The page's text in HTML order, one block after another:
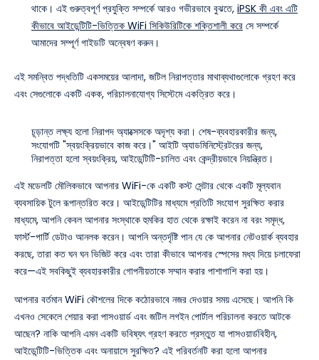
থাকে। এই গুরুত্বপূর্ণ প্রযুক্তি সম্পর্কে আরও গভীরভাবে বুঝতে, iPSK কী এবং এটি
কীভাবে আইডেন্টিটি-ভিত্তিক WiFi সিকিউরিটিকে শক্তিশালী করে সে সম্পর্কে
আমাদের সম্পূর্ণ গাইডটি অন্বেষণ করুন।
এই সমন্বিত পদ্ধতিটি একসময়ের আলাদা, জটিল নিরাপত্তার মাথাব্যথাগুলোকে গ্রহণ করে
এবং সেগুলোকে একটি একক, পরিচালনাযোগ্য সিস্টেমে একত্রিত করে।
চূড়ান্ত লক্ষ্য হলো নিরাপদ অ্যাক্সেসকে অদৃশ্য করা। শেষ-ব্যবহারকারীর জন্য,
সংযোগটি "স্বয়ংক্রিয়ভাবে কাজ করে।" আইটি অ্যাডমিনিস্ট্রেটরের জন্য,
নিরাপত্তা হলো স্বয়ংক্রিয়, আইডেন্টিটি-চালিত এবং কেন্দ্রীয়ভাবে নিয়ন্ত্রিত।
এই মডেলটি মৌলিকভাবে আপনার WiFi-কে একটি কস্ট সেন্টার থেকে একটি মূল্যবান
ব্যবসায়িক টুলে রূপান্তরিত করে। আইডেন্টিটির মাধ্যমে প্রতিটি সংযোগ সুরক্ষিত করার
মাধ্যমে, আপনি কেবল আপনার সংস্থাকে হুমকির হাত থেকে রক্ষাই করেন না বরং সমৃদ্ধ,
ফার্স্ট-পার্টি ডেটাও আনলক করেন। আপনি অন্তর্দৃষ্টি পান যে কে আপনার নেটওয়ার্ক ব্যবহার
করছে, তারা কত ঘন ঘন ভিজিট করে এবং তারা কীভাবে আপনার স্পেসের মধ্য দিয়ে চলাফেরা
করে—এই সবকিছুই ব্যবহারকারীর গোপনীয়তাকে সম্মান করার পাশাপাশি করা হয়।
আপনার বর্তমান WiFi কৌশলের দিকে কঠোরভাবে নজর দেওয়ার সময় এসেছে। আপনি কি
এখনও সেকেলে শেয়ার করা পাসওয়ার্ড এবং জটিল লগইন পোর্টাল পরিচালনা করতে আটকে
আছেন? নাকি আপনি এমন একটি ভবিষ্যৎ গ্রহণ করতে প্রস্তুত যা পাসওয়ার্ডবিহীন,
আইডেন্টিটি-ভিত্তিক এবং অনায়াসে সুরক্ষিত? এই পরিবর্তনটি করা হলো আপনার